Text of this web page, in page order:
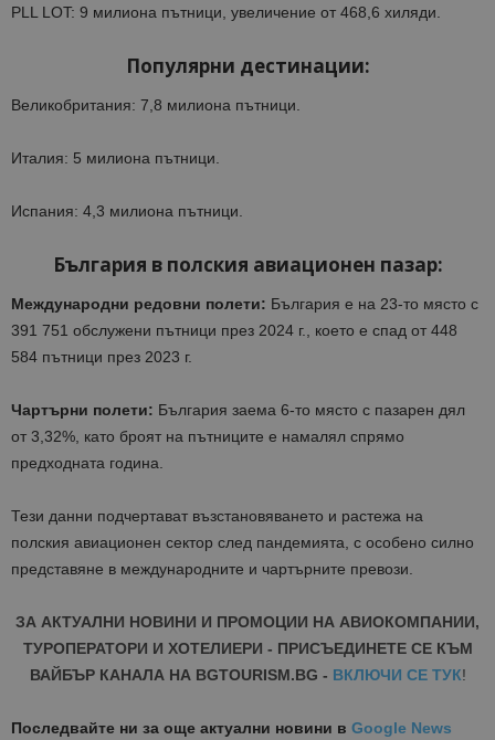
PLL LOT: 9 милиона пътници, увеличение от 468,6 хиляди.​
Популярни дестинации:
Великобритания: 7,8 милиона пътници.​
Италия: 5 милиона пътници.​
Испания: 4,3 милиона пътници.​
България в полския авиационен пазар:
Международни редовни полети: България е на 23-то място с
391 751 обслужени пътници през 2024 г., което е спад от 448
584 пътници през 2023 г.​
Чартърни полети: България заема 6-то място с пазарен дял
от 3,32%, като броят на пътниците е намалял спрямо
предходната година.​
Тези данни подчертават възстановяването и растежа на
полския авиационен сектор след пандемията, с особено силно
представяне в международните и чартърните превози.
ЗА АКТУАЛНИ НОВИНИ И ПРОМОЦИИ НА АВИОКОМПАНИИ,
ТУРОПЕРАТОРИ И ХОТЕЛИЕРИ - ПРИСЪЕДИНЕТЕ СЕ КЪМ
ВАЙБЪР КАНАЛА НА BGTOURISM.BG - ВКЛЮЧИ СЕ ТУК!
Последвайте ни за още актуални новини в Google News